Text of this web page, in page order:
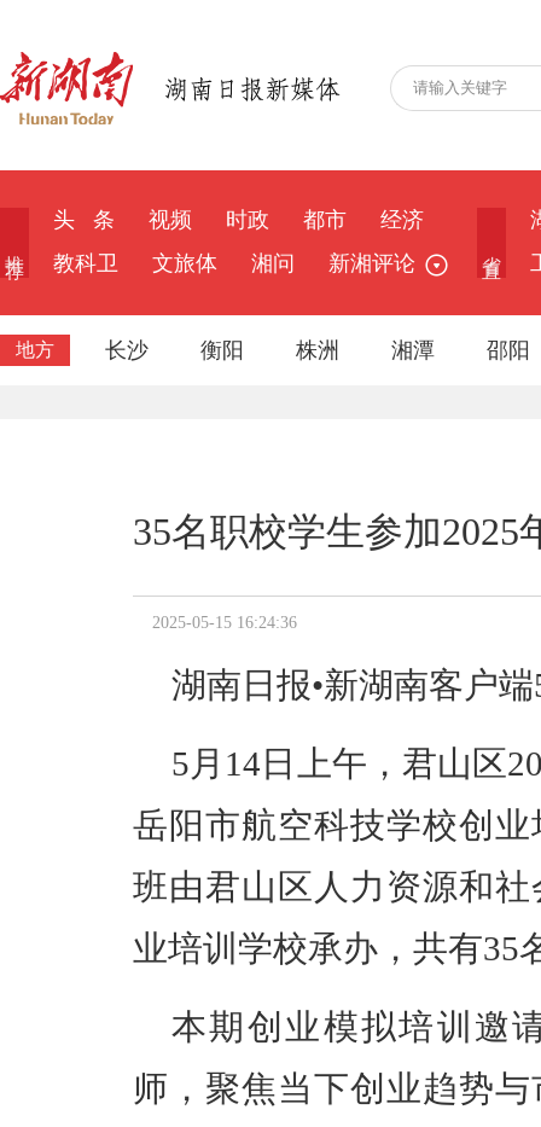
头 条 视频 时政 都市
经济
教科卫
文旅体 湘问 新湘评论
地方 长沙 衡阳 株洲 湘潭 邵阳
35名职校学生参加
2025-05-15 16:24:36
湖南日报•新湖南客户
5月14日上午， 君山区
岳阳市航空科技学校创
班由君山区 人力资源和
业培训学校承办，共有35
本期创业模拟培训邀
师，聚焦当下创业趋势